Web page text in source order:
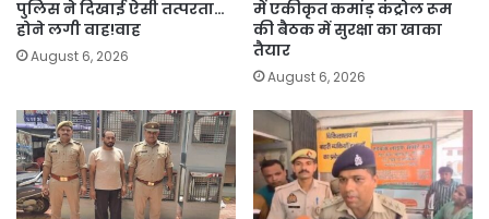
पुलिस ने दिखाई ऐसी तत्परता…
होने लगी वाह!वाह
August 6, 2026
में एकीकृत कमांड़ कंट्रोल रूम
की बैठक में सुरक्षा का खाका
तैयार
August 6, 2026